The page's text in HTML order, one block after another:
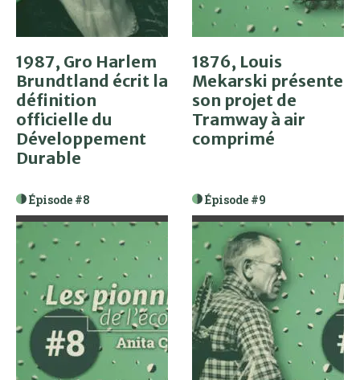
1987, Gro Harlem
Brundtland écrit la
définition
officielle du
Développement
Durable
1876, Louis
Mekarski présente
son projet de
Tramway à air
comprimé
Épisode #8 Épisode #9